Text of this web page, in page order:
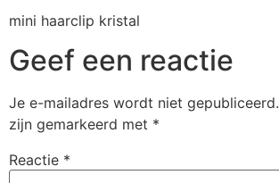
mini haarclip kristal
Geef een reactie
Je e-mailadres wordt niet gepubliceerd.
zijn gemarkeerd met *
Reactie *